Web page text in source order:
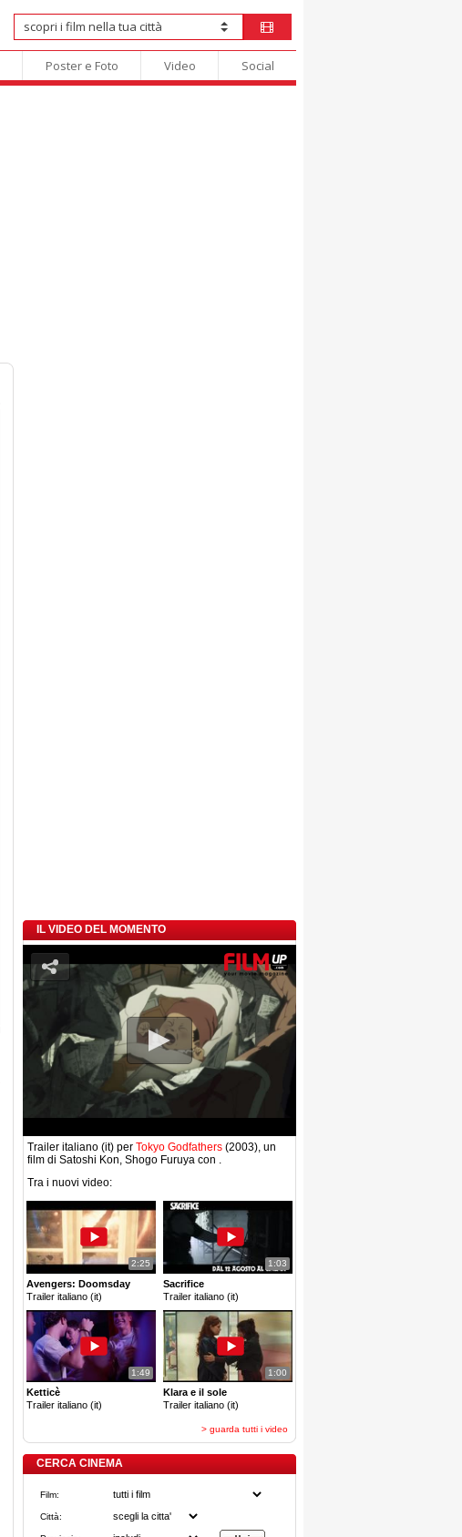
Poster e Foto Video Social
IL VIDEO DEL MOMENTO
Trailer italiano (it) per Tokyo Godfathers (2003), un
film di Satoshi Kon, Shogo Furuya con .
Tra i nuovi video:
2:25
Avengers: Doomsday
Trailer italiano (it)
1:03
Sacrifice
Trailer italiano (it)
1:49
Ketticè
Trailer italiano (it)
1:00
Klara e il sole
Trailer italiano (it)
> guarda tutti i video
CERCA CINEMA
Film:
Città: